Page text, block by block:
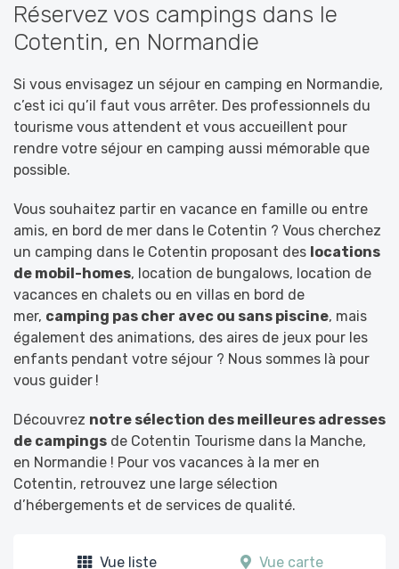
Réservez vos campings dans le
Cotentin, en Normandie
Si vous envisagez un séjour en camping en Normandie,
c’est ici qu’il faut vous arrêter. Des professionnels du
tourisme vous attendent et vous accueillent pour
rendre votre séjour en camping aussi mémorable que
possible.
Vous souhaitez partir en vacance en famille ou entre
amis, en bord de mer dans le Cotentin ? Vous cherchez
un camping dans le Cotentin proposant des locations
de mobil-homes, location de bungalows, location de
vacances en chalets ou en villas en bord de
mer, camping pas cher avec ou sans piscine, mais
également des animations, des aires de jeux pour les
enfants pendant votre séjour ? Nous sommes là pour
vous guider !
Découvrez notre sélection des meilleures adresses
de campings de Cotentin Tourisme dans la Manche,
en Normandie ! Pour vos vacances à la mer en
Cotentin, retrouvez une large sélection
d’hébergements et de services de qualité.
Vue liste Vue carte